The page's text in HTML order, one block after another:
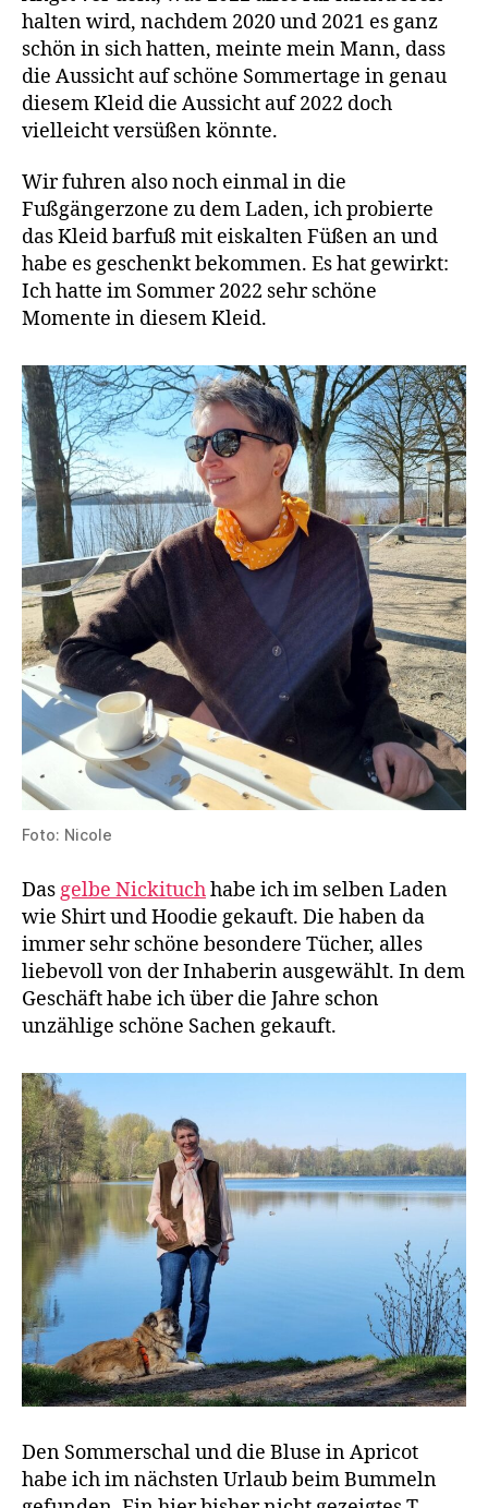
halten wird, nachdem 2020 und 2021 es ganz
schön in sich hatten, meinte mein Mann, dass
die Aussicht auf schöne Sommertage in genau
diesem Kleid die Aussicht auf 2022 doch
vielleicht versüßen könnte.
Wir fuhren also noch einmal in die
Fußgängerzone zu dem Laden, ich probierte
das Kleid barfuß mit eiskalten Füßen an und
habe es geschenkt bekommen. Es hat gewirkt:
Ich hatte im Sommer 2022 sehr schöne
Momente in diesem Kleid.
Foto: Nicole
Das gelbe Nickituchhabe ich im selben Laden
wie Shirt und Hoodie gekauft. Die haben da
immer sehr schöne besondere Tücher, alles
liebevoll von der Inhaberin ausgewählt. In dem
Geschäft habe ich über die Jahre schon
unzählige schöne Sachen gekauft.
Den Sommerschal und die Bluse in Apricot
habe ich im nächsten Urlaub beim Bummeln